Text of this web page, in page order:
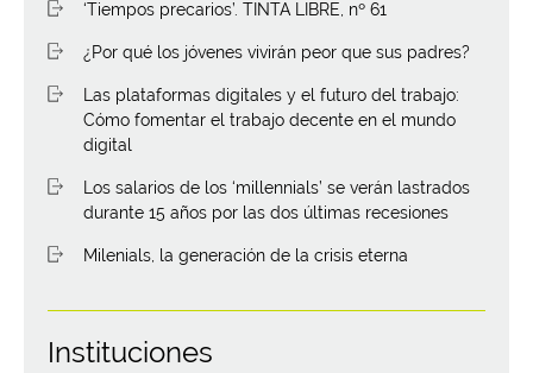
‘Tiempos precarios’. TINTA LIBRE, nº 61
¿Por qué los jóvenes vivirán peor que sus padres?
Las plataformas digitales y el futuro del trabajo:
Cómo fomentar el trabajo decente en el mundo
digital
Los salarios de los ‘millennials’ se verán lastrados
durante 15 años por las dos últimas recesiones
Milenials, la generación de la crisis eterna
Instituciones